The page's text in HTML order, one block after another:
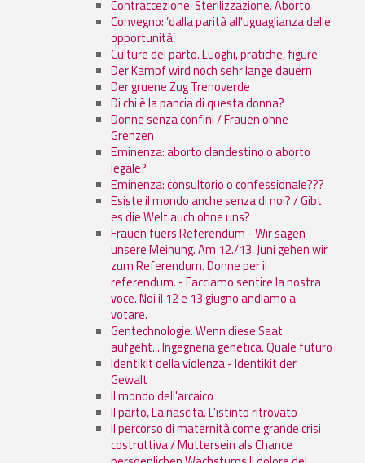
Contraccezione. Sterilizzazione. Aborto
Convegno: ’dalla parità all'uguaglianza delle
opportunità’
Culture del parto. Luoghi, pratiche, figure
Der Kampf wird noch sehr lange dauern
Der gruene Zug Trenoverde
Di chi è la pancia di questa donna?
Donne senza confini / Frauen ohne
Grenzen
Eminenza: aborto clandestino o aborto
legale?
Eminenza: consultorio o confessionale???
Esiste il mondo anche senza di noi? / Gibt
es die Welt auch ohne uns?
Frauen fuers Referendum - Wir sagen
unsere Meinung. Am 12./13. Juni gehen wir
zum Referendum. Donne per il
referendum. - Facciamo sentire la nostra
voce. Noi il 12 e 13 giugno andiamo a
votare.
Gentechnologie. Wenn diese Saat
aufgeht... Ingegneria genetica. Quale futuro
Identikit della violenza - Identikit der
Gewalt
Il mondo dell'arcaico
Il parto, La nascita. L'istinto ritrovato
Il percorso di maternità come grande crisi
costruttiva / Muttersein als Chance